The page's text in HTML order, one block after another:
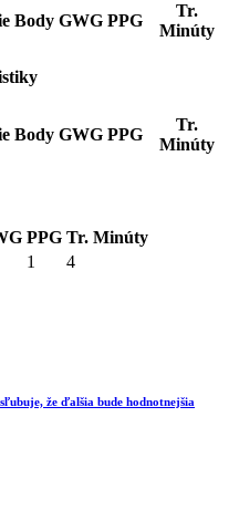
Body GWG PPG
Tr.
Minúty
Body GWG PPG
Tr.
Minúty
PPG Tr. Minúty
1 4
že ďalšia bude hodnotnejšia